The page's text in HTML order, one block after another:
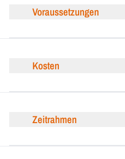
Voraussetzungen
Kosten
Zeitrahmen